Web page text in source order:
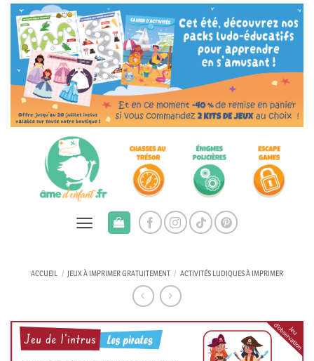
Passer
contenu
ACCUEIL / JEUX À IMPRIMER GRATUITEMENT / ACTIVITÉS LUDIQUES À IMPRIMER